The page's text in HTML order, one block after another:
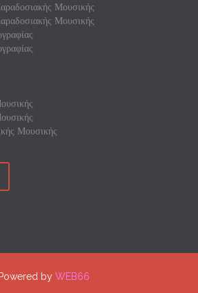
Μουσικής
Μουσικής
Μουσικής
Powered by WEB66